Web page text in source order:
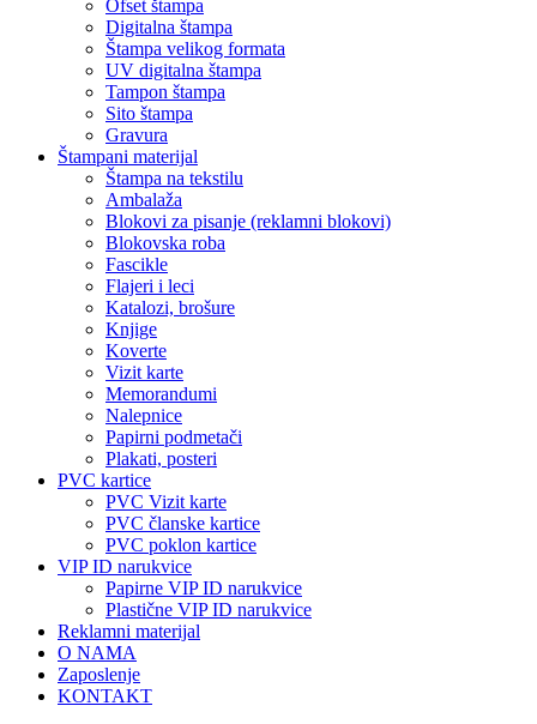
Ofset štampa
Digitalna štampa
Štampa velikog formata
UV digitalna štampa
Tampon štampa
Sito štampa
Gravura
Štampani materijal
Štampa na tekstilu
Ambalaža
Blokovi za pisanje (reklamni blokovi)
Blokovska roba
Fascikle
Flajeri i leci
Katalozi, brošure
Knjige
Koverte
Vizit karte
Memorandumi
Nalepnice
Papirni podmetači
Plakati, posteri
PVC kartice
PVC Vizit karte
PVC članske kartice
PVC poklon kartice
VIP ID narukvice
Papirne VIP ID narukvice
Plastične VIP ID narukvice
Reklamni materijal
O NAMA
Zaposlenje
KONTAKT